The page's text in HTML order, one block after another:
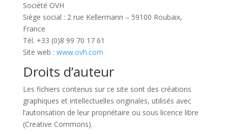
Société OVH
Siège social : 2 rue Kellermann – 59100 Roubaix,
France
Tél. +33 (0)8 99 70 17 61
Site web : www.ovh.com
Droits d’auteur
Les fichiers contenus sur ce site sont des créations
graphiques et intellectuelles originales, utilisés avec
l’autorisation de leur propriétaire ou sous licence libre
(Creative Commons).